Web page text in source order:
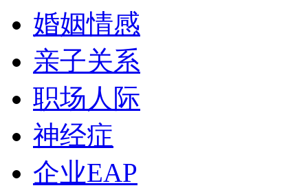
婚姻情感
亲子关系
职场人际
神经症
企业EAP